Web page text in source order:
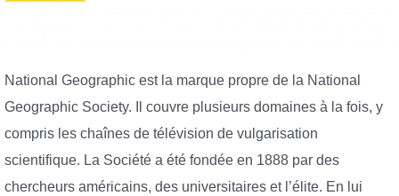
National Geographic est la marque propre de la National
Geographic Society. Il couvre plusieurs domaines à la fois, y
compris les chaînes de télévision de vulgarisation
scientifique. La Société a été fondée en 1888 par des
chercheurs américains, des universitaires et l’élite. En lui